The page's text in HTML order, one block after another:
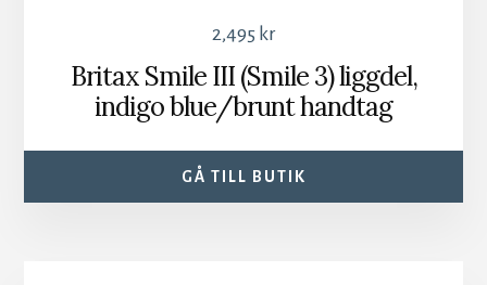
2,495 kr
Britax Smile III (Smile 3) liggdel,
indigo blue/brunt handtag
GÅ TILL BUTIK